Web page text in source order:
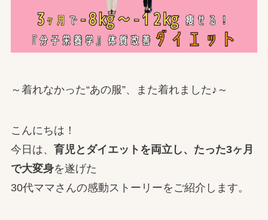
～着れなかった“あの服”、また着れました♪～
こんにちは！
今日は、 育児とダイエットを両立し、たった3ヶ月
で大変身を遂げた
30代ママさんの感動ストーリーをご紹介します。